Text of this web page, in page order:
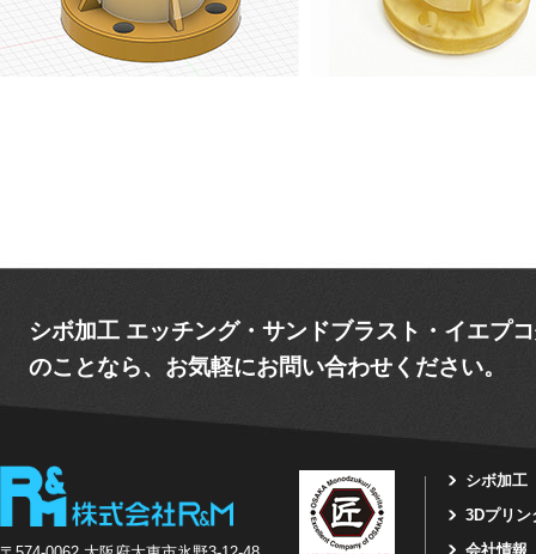
シボ加工 エッチング・サンドブラスト・イエプ
のことなら、お気軽にお問い合わせください。
シボ加工
3Dプリン
会社情報